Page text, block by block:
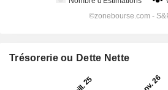
Trésorerie ou Dette Nette